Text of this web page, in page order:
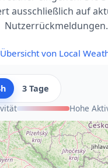
ausschließlich auf
Nutzerrückmeldungen.
von Local
3 Tage
Hohe